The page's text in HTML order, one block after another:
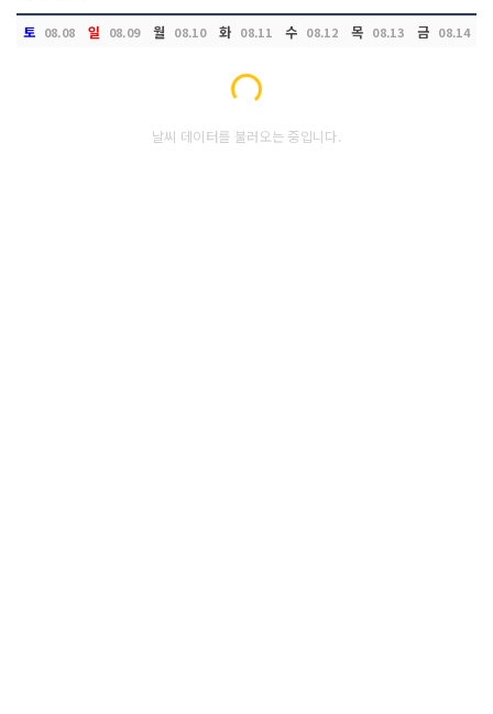
토 08.08 일 08.09 월 08.10 화 08.11 수 08.12 목 08.13 금 08.14
Loading...
날씨 데이터를 불러오는 중입니다.